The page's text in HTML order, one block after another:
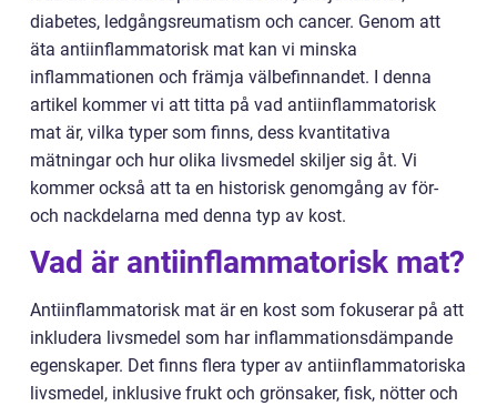
diabetes, ledgångsreumatism och cancer. Genom att
äta antiinflammatorisk mat kan vi minska
inflammationen och främja välbefinnandet. I denna
artikel kommer vi att titta på vad antiinflammatorisk
mat är, vilka typer som finns, dess kvantitativa
mätningar och hur olika livsmedel skiljer sig åt. Vi
kommer också att ta en historisk genomgång av för-
och nackdelarna med denna typ av kost.
Vad är antiinflammatorisk mat?
Antiinflammatorisk mat är en kost som fokuserar på att
inkludera livsmedel som har inflammationsdämpande
egenskaper. Det finns flera typer av antiinflammatoriska
livsmedel, inklusive frukt och grönsaker, fisk, nötter och